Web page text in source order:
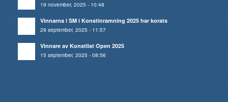
19 november, 2025 - 10:48
Vinnarna i SM i Konstinramning 2025 har korats
29 september, 2025 - 11:57
Vinnare av Konstlist Open 2025
15 september, 2025 - 08:56